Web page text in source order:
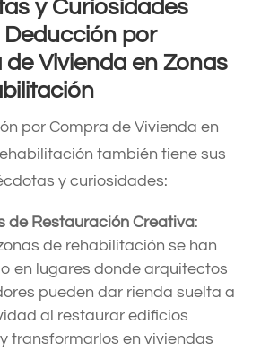
y Curiosidades
Deducción por
Vivienda en Zonas
por Compra de Vivienda en
también tiene sus
y curiosidades:
de Restauración Creativa:
de rehabilitación se han
en lugares donde arquitectos
pueden dar rienda suelta a
al restaurar edificios
transformarlos en viviendas